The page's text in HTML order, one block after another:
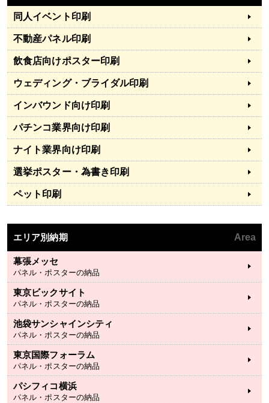
同人イベント印刷
不動産パネル印刷
飲食店向けポスター印刷
ウェディング・ブライダル印刷
インバウンド向け印刷
パチンコ業界向け印刷
ナイト業界向け印刷
選挙ポスター・為書き印刷
ペット印刷
エリア別納期 Area
幕張メッセ
パネル・ポスターの納品
東京ビックサイト
パネル・ポスターの納品
池袋サンシャインシティ
パネル・ポスターの納品
東京国際フォーラム
パネル・ポスターの納品
パシフィコ横浜
パネル・ポスターの納品